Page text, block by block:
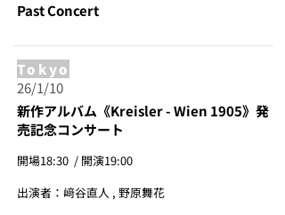
Past Concert
Tokyo
26/1/10
新作アルバム《Kreisler - Wien 1905》発
売記念コンサート
開場18:30 / 開演19:00
出演者： 﨑谷直人 , 野原舞花